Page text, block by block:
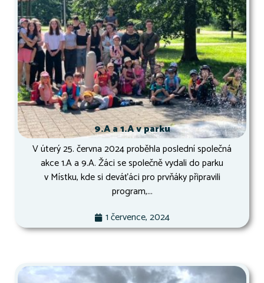
9.A a 1.A v parku
V úterý 25. června 2024 proběhla poslední společná
akce 1.A a 9.A. Žáci se společně vydali do parku
v Místku, kde si deváťáci pro prvňáky připravili
program,...
1 července, 2024